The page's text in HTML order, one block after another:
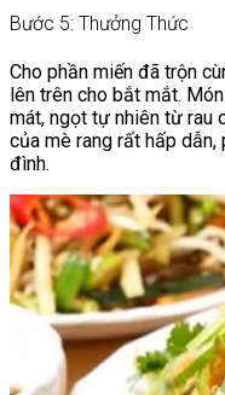
Bước 5: Thưởng Thức
Cho phần miến đã trộn
lên trên cho bắt mắt.
mát, ngọt tự nhiên từ rau
của mè rang rất hấp
đình.